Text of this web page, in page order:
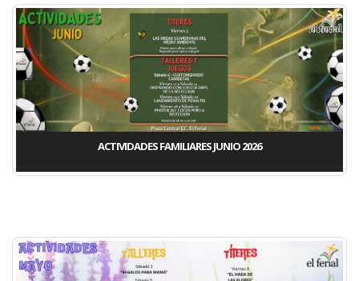
ACTIVIDADES FAMILIARES JUNIO 2026